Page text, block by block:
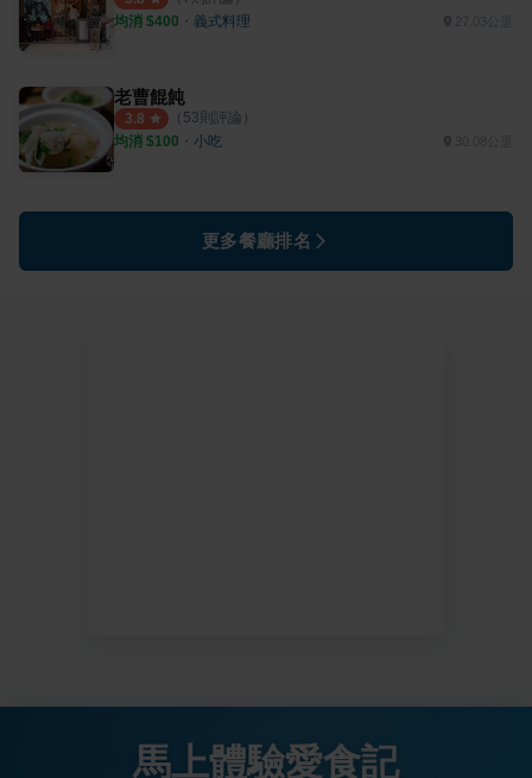
均消 $400 ・ 義式料理
老曹餛飩
3.8 （ 53則評論）
均消 $100 ・ 小吃
更多餐廳排名
馬上體驗愛食記